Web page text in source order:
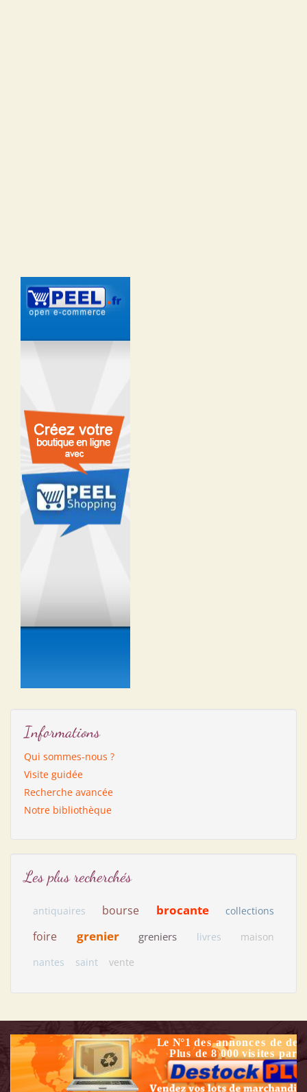
Informations
Qui sommes-nous ?
Visite guidée
Recherche avancée
Notre bibliothèque
Les plus recherchés
antiquaires bourse brocante collections
foire grenier greniers livres
maison
nantes
saint vente